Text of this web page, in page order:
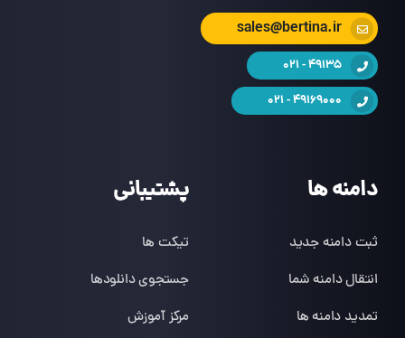
sales@bertina.ir
49135 - 021
49169000 - 021
دامنه ها
ثبت دامنه جدید
انتقال دامنه شما
تمدید دامنه ها
پشتیبانی
تیکت ها
جستجوی دانلودها
مرکز آموزش